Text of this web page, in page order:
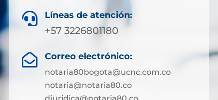
 Líneas de atención:
+57 3226801180
 Correo electrónico:
notaria80bogota@ucnc.com.co
notaria@notaria80.co